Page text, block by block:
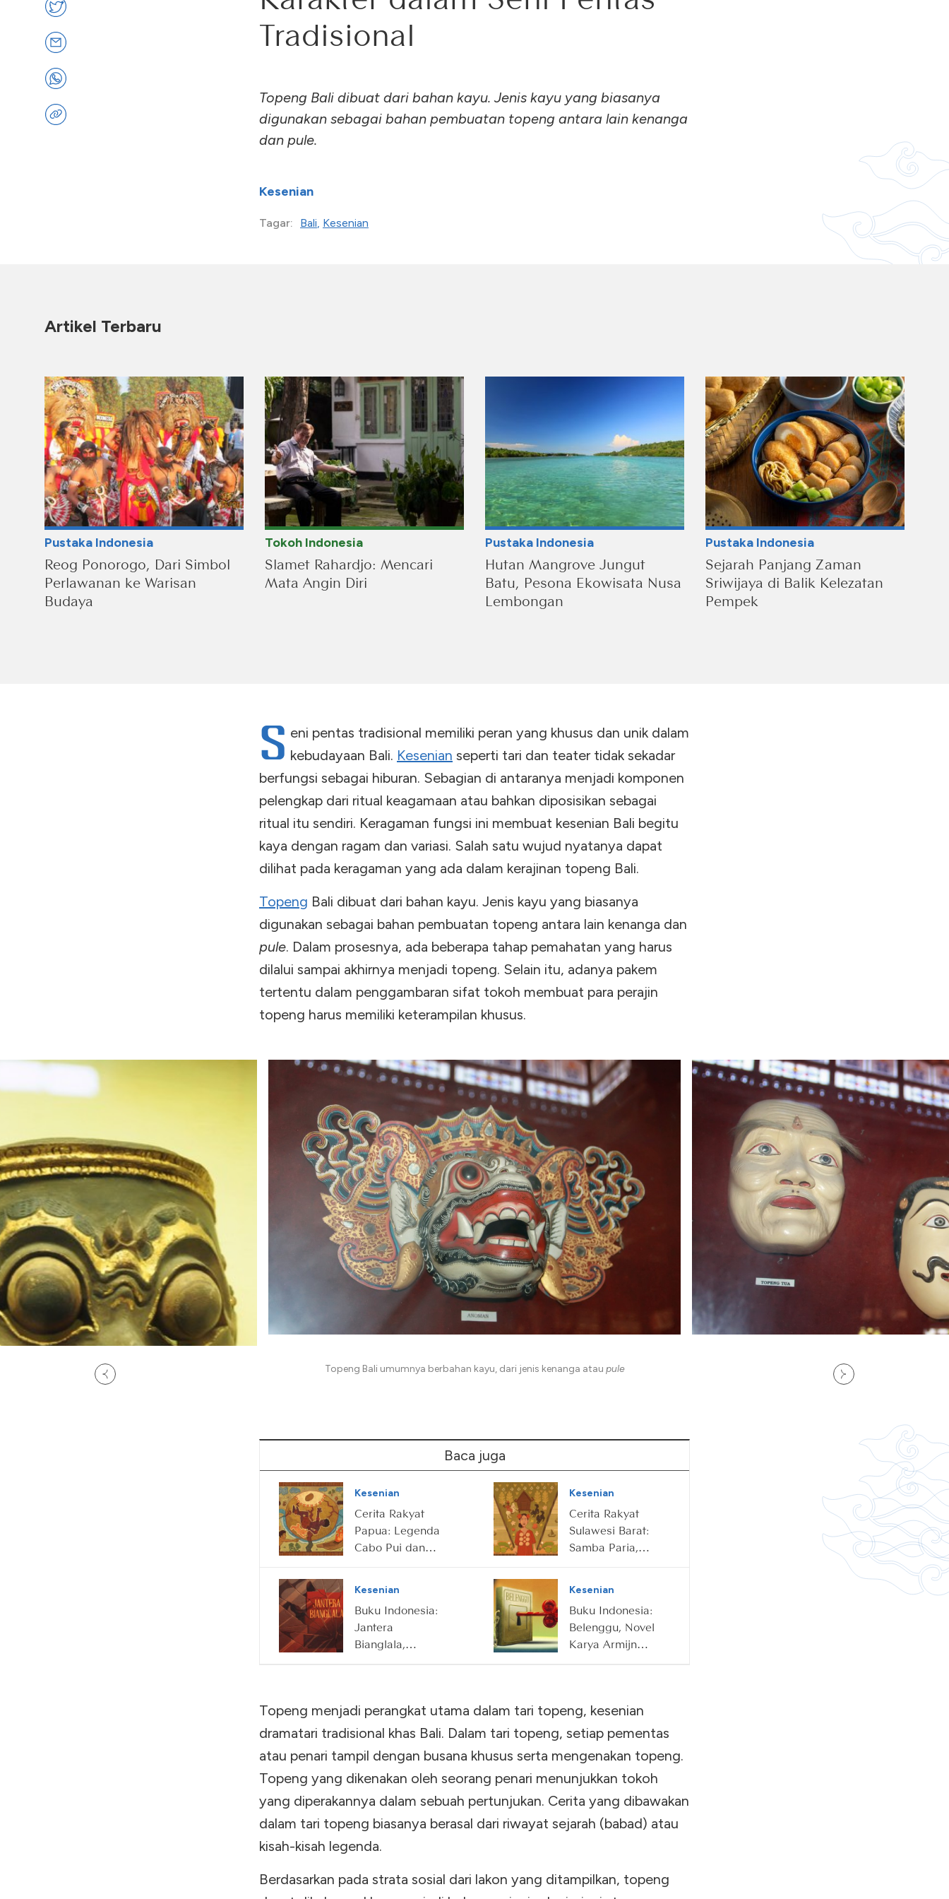
Tradisional
Topeng Bali dibuat dari bahan kayu. Jenis kayu yang biasanya
digunakan sebagai bahan pembuatan topeng antara lain kenanga
dan pule.
Kesenian
Tagar: Bali Kesenian
Artikel Terbaru
Pustaka Indonesia
Reog Ponorogo, Dari Simbol
Perlawanan ke Warisan
Budaya
Tokoh Indonesia
Slamet Rahardjo: Mencari
Mata Angin Diri
Pustaka Indonesia
Hutan Mangrove Jungut
Batu, Pesona Ekowisata Nusa
Lembongan
Pustaka Indonesia
Sejarah Panjang Zaman
Sriwijaya di Balik Kelezatan
Pempek
S eni pentas tradisional memiliki peran yang khusus dan unik dalam
kebudayaan Bali. Kesenian seperti tari dan teater tidak sekadar
berfungsi sebagai hiburan. Sebagian di antaranya menjadi komponen
pelengkap dari ritual keagamaan atau bahkan diposisikan sebagai
ritual itu sendiri. Keragaman fungsi ini membuat kesenian Bali begitu
kaya dengan ragam dan variasi. Salah satu wujud nyatanya dapat
dilihat pada keragaman yang ada dalam kerajinan topeng Bali.
Topeng Bali dibuat dari bahan kayu. Jenis kayu yang biasanya
digunakan sebagai bahan pembuatan topeng antara lain kenanga dan
pule. Dalam prosesnya, ada beberapa tahap pemahatan yang harus
dilalui sampai akhirnya menjadi topeng. Selain itu, adanya pakem
tertentu dalam penggambaran sifat tokoh membuat para perajin
topeng harus memiliki keterampilan khusus.
Topeng Bali umumnya berbahan kayu, dari jenis kenanga atau pule
Baca juga
Kesenian
Cerita Rakyat
Papua: Legenda
Cabo Pui dan
Kesenian
Cerita Rakyat
Sulawesi Barat:
Samba Paria,
Penakluk Raja
Kesenian
Buku Indonesia:
Jantera
Bianglala,
Karya Ahmad
Tohari
Kesenian
Buku Indonesia:
Belenggu, Novel
Karya Armijn
Topeng menjadi perangkat utama dalam tari topeng, kesenian
dramatari tradisional khas Bali. Dalam tari topeng, setiap pementas
atau penari tampil dengan busana khusus serta mengenakan topeng.
Topeng yang dikenakan oleh seorang penari menunjukkan tokoh
yang diperakannya dalam sebuah pertunjukan. Cerita yang dibawakan
dalam tari topeng biasanya berasal dari riwayat sejarah (babad) atau
kisah-kisah legenda.
Berdasarkan pada strata sosial dari lakon yang ditampilkan, topeng